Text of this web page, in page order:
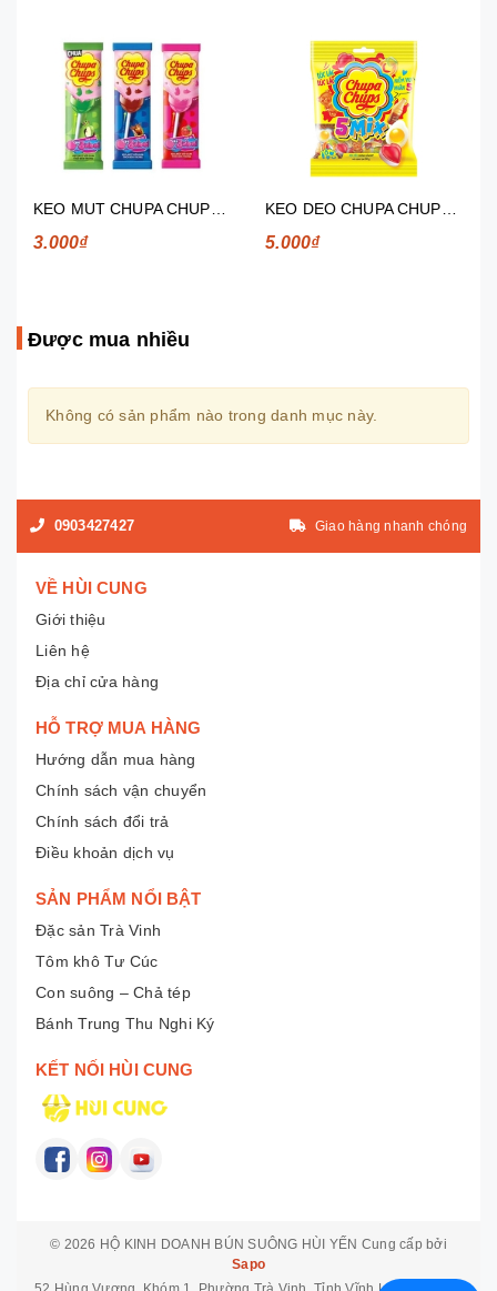
3.000₫ 5.000₫
Được mua nhiều
Không có sản phẩm nào trong danh mục này.
0903427427 Giao hàng nhanh chóng
VỀ HÙI CUNG
Giới thiệu
Liên hệ
Địa chỉ cửa hàng
HỖ TRỢ MUA HÀNG
Hướng dẫn mua hàng
Chính sách vận chuyển
Chính sách đổi trả
Điều khoản dịch vụ
SẢN PHẨM NỔI BẬT
Đặc sản Trà Vinh
Tôm khô Tư Cúc
Con suông – Chả tép
Bánh Trung Thu Nghi Ký
KẾT NỐI HÙI CUNG
© 2026 HỘ KINH DOANH BÚN SUÔNG HÙI YẾN Cung cấp bởi
Sapo